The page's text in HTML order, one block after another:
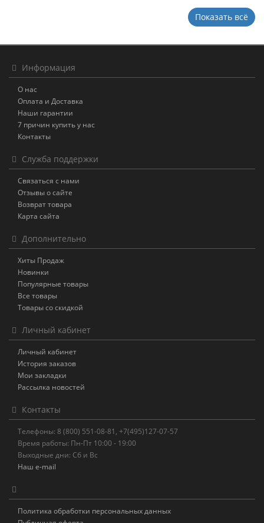
Показать всё
Информация
О нас
Оплата и Доставка
Наши гарантии
7 причин купить у нас
Контакты
Служба поддержки
Связаться с нами
Отзывы о сайте
Возврат товара
Карта сайта
Дополнительно
Хиты Продаж
Новинки
Популярные товары
Все товары
Товары со скидкой
Личный кабинет
Личный кабинет
История заказов
Мои закладки
Рассылка новостей
Контакты
Телефоны: 8 (800) 551-08-81, +7(495)127-07-57
Время работы: Пн-Пт 10:00 - 19:00
Выходные дни: Сб и Вс
Наш e-mail
Политика обработки персональных данных